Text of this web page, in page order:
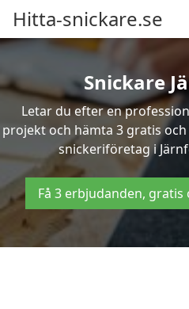
Hitta-snickare.se
Snickare
Letar du efter en
projekt och hämta 3 gratis
snickeriföretag i
Få 3 erbjudanden,